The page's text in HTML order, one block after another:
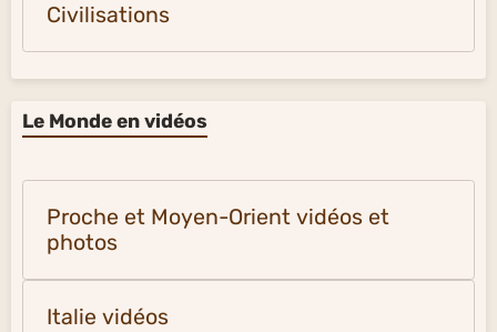
Civilisations
Le Monde en vidéos
Proche et Moyen-Orient vidéos et
photos
Italie vidéos